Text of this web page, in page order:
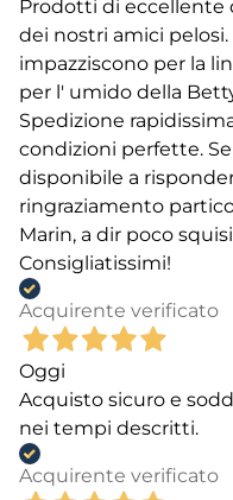
Prodotti di
dei nostri amici
impazziscono per la
per l' umido della
Spedizione
condizioni perfette.
disponibile a
ringraziamento
Marin, a dir poco
Consigliatissimi!
Acquirente verificato
Oggi
Acquisto sicuro e
nei tempi descritti.
Acquirente verificato